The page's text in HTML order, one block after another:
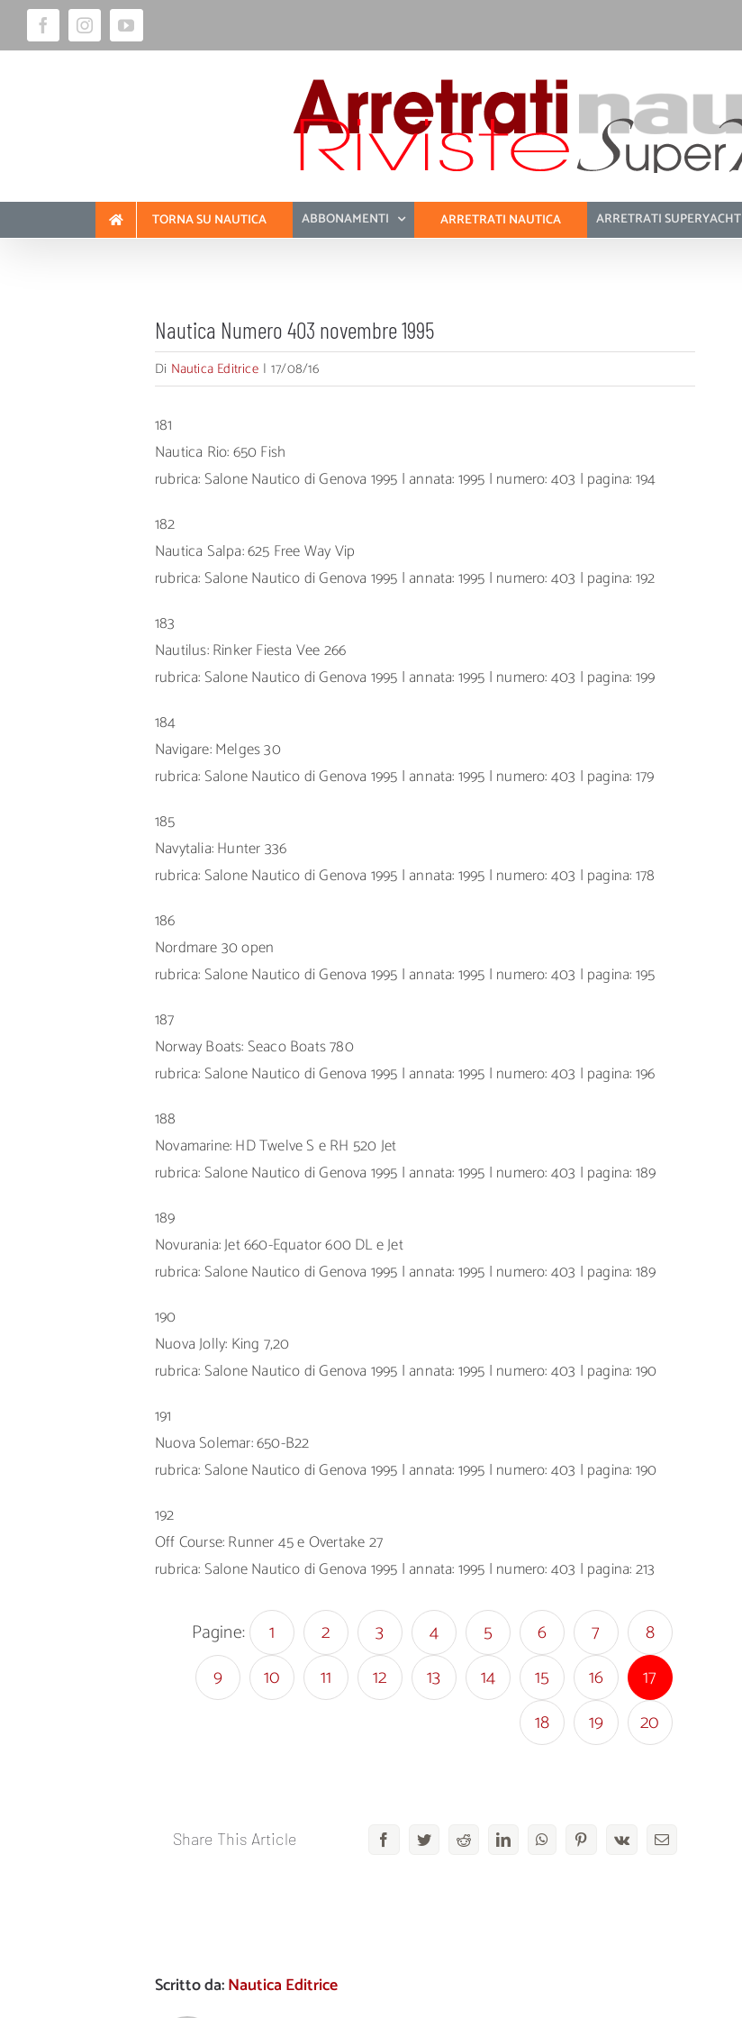
Salta
FacebookInstagramYouTube
TORNA SU NAUTICA ABBONAMENTI ARRETRATI NAUTICA ARRETRATI SUPERYACHT
Nautica Numero 403 novembre 1995
Di Nautica Editrice | 17/08/16
181
Nautica Rio: 650 Fish
rubrica: Salone Nautico di Genova 1995 | annata: 1995 | numero: 403 | pagina: 194
182
Nautica Salpa: 625 Free Way Vip
rubrica: Salone Nautico di Genova 1995 | annata: 1995 | numero: 403 | pagina: 192
183
Nautilus: Rinker Fiesta Vee 266
rubrica: Salone Nautico di Genova 1995 | annata: 1995 | numero: 403 | pagina: 199
184
Navigare: Melges 30
rubrica: Salone Nautico di Genova 1995 | annata: 1995 | numero: 403 | pagina: 179
185
Navytalia: Hunter 336
rubrica: Salone Nautico di Genova 1995 | annata: 1995 | numero: 403 | pagina: 178
186
Nordmare 30 open
rubrica: Salone Nautico di Genova 1995 | annata: 1995 | numero: 403 | pagina: 195
187
Norway Boats: Seaco Boats 780
rubrica: Salone Nautico di Genova 1995 | annata: 1995 | numero: 403 | pagina: 196
188
Novamarine: HD Twelve S e RH 520 Jet
rubrica: Salone Nautico di Genova 1995 | annata: 1995 | numero: 403 | pagina: 189
189
Novurania: Jet 660-Equator 600 DL e Jet
rubrica: Salone Nautico di Genova 1995 | annata: 1995 | numero: 403 | pagina: 189
190
Nuova Jolly: King 7,20
rubrica: Salone Nautico di Genova 1995 | annata: 1995 | numero: 403 | pagina: 190
191
Nuova Solemar: 650-B22
rubrica: Salone Nautico di Genova 1995 | annata: 1995 | numero: 403 | pagina: 190
192
Off Course: Runner 45 e Overtake 27
rubrica: Salone Nautico di Genova 1995 | annata: 1995 | numero: 403 | pagina: 213
Pagine: 1 2 3 4 5 6 7
8
9
10 11 12 13 14 15 16
17
18
19 20
Share This Article FacebookTwitterRedditLinkedInWhatsAppPinterestVk Email
Scritto da:Nautica Editrice